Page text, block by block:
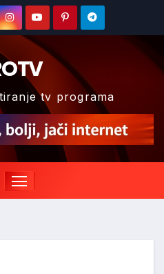
tv programa